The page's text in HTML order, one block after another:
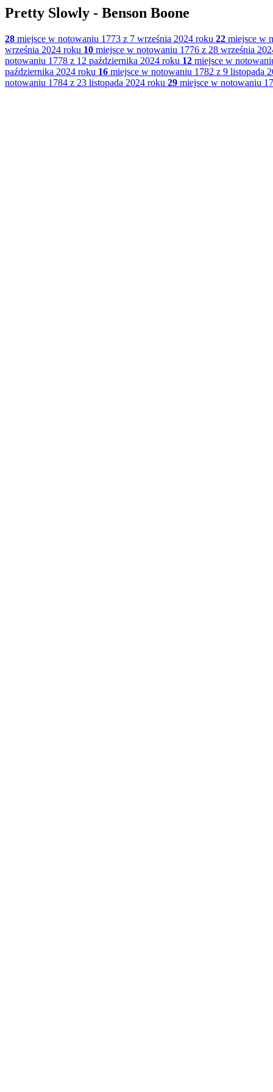
Pretty Slowly - Benson Boone
28 miejsce w notowaniu 1773 z 7 września 2024 roku 22 miejsce w
września 2024 roku 10 miejsce w notowaniu 1776 z 28 września
notowaniu 1778 z 12 października 2024 roku 12 miejsce w
października 2024 roku 16 miejsce w notowaniu 1782 z 9 listopada
notowaniu 1784 z 23 listopada 2024 roku 29 miejsce w notowaniu